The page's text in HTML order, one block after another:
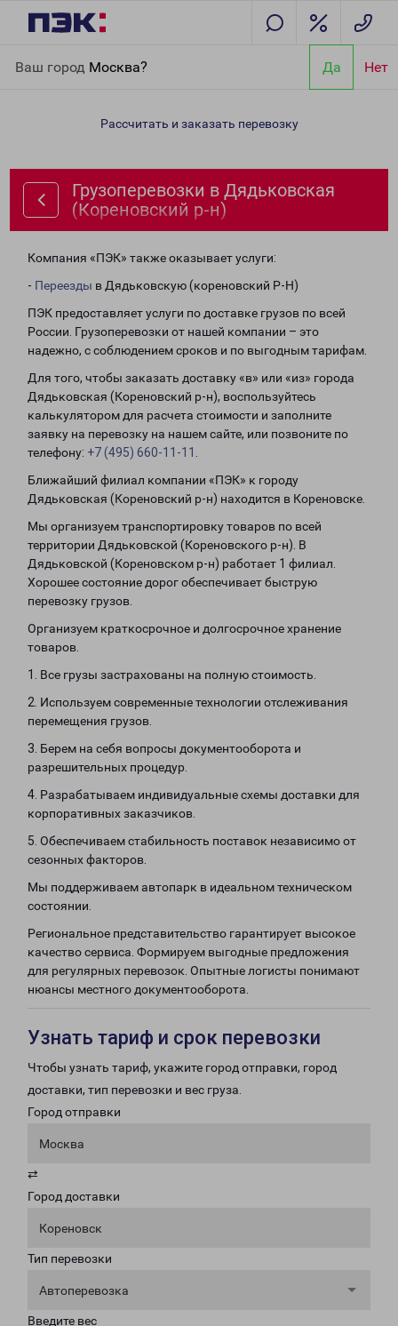
Ваш город Москва? Да Нет
(Кореновский р-н)
Рассчитать и заказать перевозку
Грузоперевозки в Дядьковская
(Кореновский р-н)
Компания «ПЭК» также оказывает услуги:
- Переезды в Дядьковскую (кореновский Р-Н)
ПЭК предоставляет услуги по доставке грузов по всей
России. Грузоперевозки от нашей компании – это
надежно, с соблюдением сроков и по выгодным тарифам.
Для того, чтобы заказать доставку «в» или «из» города
Дядьковская (Кореновский р-н), воспользуйтесь
калькулятором для расчета стоимости и заполните
заявку на перевозку на нашем сайте, или позвоните по
телефону: +7 (495) 660-11-11
Ближайший филиал компании «ПЭК» к городу
Дядьковская (Кореновский р-н) находится в Кореновске.
Мы организуем транспортировку товаров по всей
территории Дядьковской (Кореновского р-н). В
Дядьковской (Кореновском р-н) работает 1 филиал.
Хорошее состояние дорог обеспечивает быструю
перевозку грузов.
Организуем краткосрочное и долгосрочное хранение
товаров.
1. Все грузы застрахованы на полную стоимость.
2. Используем современные технологии отслеживания
перемещения грузов.
3. Берем на себя вопросы документооборота и
разрешительных процедур.
4. Разрабатываем индивидуальные схемы доставки для
корпоративных заказчиков.
5. Обеспечиваем стабильность поставок независимо от
сезонных факторов.
Мы поддерживаем автопарк в идеальном техническом
состоянии.
Региональное представительство гарантирует высокое
качество сервиса. Формируем выгодные предложения
для регулярных перевозок. Опытные логисты понимают
нюансы местного документооборота.
Узнать тариф и срок перевозки
Чтобы узнать тариф, укажите город отправки, город
доставки, тип перевозки и вес груза.
Город отправки
Москва
⇄
Город доставки
Кореновск
Тип перевозки
Автоперевозка
Введите вес